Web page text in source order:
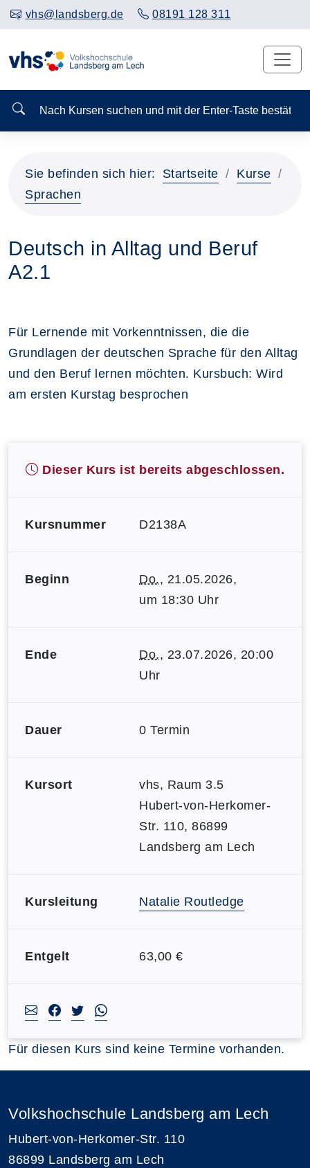
vhs@landsberg.de 08191 128 311
Nach Kursen suchen und mit der Enter-Taste
Sie befinden sich hier: Startseite
Kurse
Sprachen
Deutsch in Alltag und Beruf
A2.1
Für Lernende mit Vorkenntnissen, die die
Grundlagen der deutschen Sprache für den Alltag
und den Beruf lernen möchten. Kursbuch: Wird
am ersten Kurstag besprochen
Dieser Kurs ist bereits abgeschlossen.
Kursnummer D2138A
Beginn Do., 21.05.2026,
um 18:30 Uhr
Ende Do., 23.07.2026, 20:00
Uhr
Dauer 0 Termin
Kursort
vhs, Raum 3.5
Hubert-von-Herkomer-
Str. 110, 86899
Landsberg am Lech
Kursleitung Natalie Routledge
Entgelt 63,00 €
Für diesen Kurs sind keine Termine vorhanden.
Volkshochschule Landsberg am Lech
Hubert-von-Herkomer-Str. 110
86899 Landsberg am Lech